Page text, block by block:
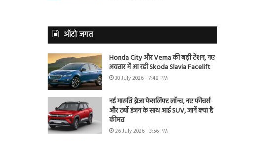
ऑटो जगत
Honda City और Verna की बढ़ी टेंशन, नए
अवतार में आ रही Skoda Slavia Facelift
30 July 2026 - 7:48 PM
नई मारुति ब्रेजा फेसलिफ्ट लॉन्च, नए फीचर्स
और टर्बो इंजन के साथ आई SUV, जानें क्या है
कीमत
26 July 2026 - 3:56 PM